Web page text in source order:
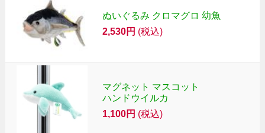
ぬいぐるみ クロマグロ 幼魚
2,530円 (税込)
マグネット マスコット
ハンドウイルカ
1,100円 (税込)